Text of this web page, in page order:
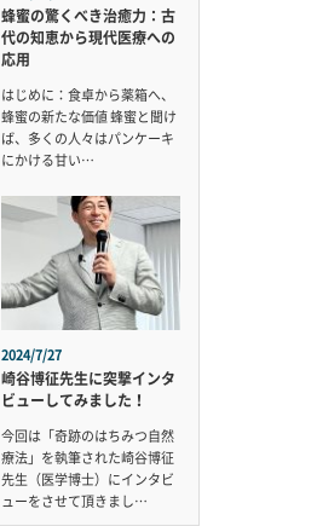
蜂蜜の驚くべき治癒力：古
代の知恵から現代医療への
応用
はじめに：食卓から薬箱へ、
蜂蜜の新たな価値 蜂蜜と聞け
ば、多くの人々はパンケーキ
にかける甘い…
2024/7/27
崎谷博征先生に突撃インタ
ビューしてみました！
今回は「奇跡のはちみつ自然
療法」を執筆された崎谷博征
先生（医学博士）にインタビ
ューをさせて頂きまし…